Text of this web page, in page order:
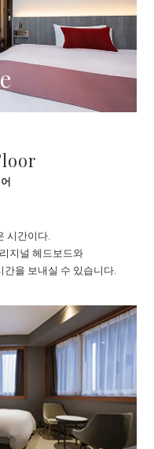
시간이다.
지널 헤드보드와
을 보내실 수 있습니다.